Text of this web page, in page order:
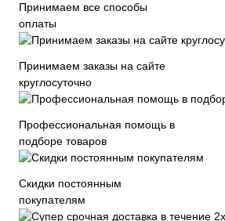
Принимаем все способы
оплаты
Принимаем заказы на сайте
круглосуточно
Профессиональная помощь в
подборе товаров
Скидки постоянным
покупателям